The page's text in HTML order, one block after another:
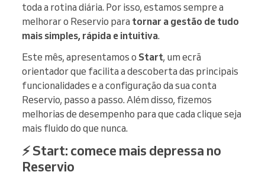
toda a rotina diária. Por isso, estamos sempre a
melhorar o Reservio para tornar a gestão de tudo
mais simples, rápida e intuitiva.
Este mês, apresentamos o Start, um ecrã
orientador que facilita a descoberta das principais
funcionalidades e a configuração da sua conta
Reservio, passo a passo. Além disso, fizemos
melhorias de desempenho para que cada clique seja
mais fluido do que nunca.
⚡ Start: comece mais depressa no
Reservio